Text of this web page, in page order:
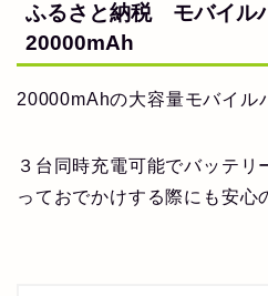
ふるさと納税 モバイル
20000mAh
20000mAhの大容量モバイル
３台同時充電可能でバッテリ
っておでかけする際にも安心